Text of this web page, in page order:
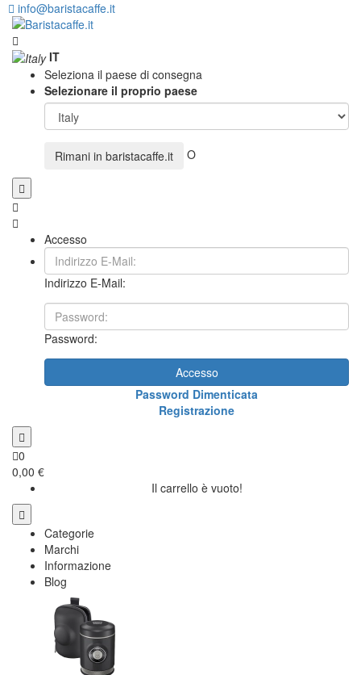
info@baristacaffe.it
IT
Seleziona il paese di consegna
Selezionare il proprio paese
Rimani in baristacaffe.it O
Accesso
Indirizzo E-Mail:
Password:
Accesso
Password Dimenticata
Registrazione
0
0,00 €
Il carrello è vuoto!
Categorie
Marchi
Informazione
Blog